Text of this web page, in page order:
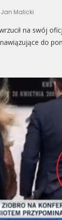
Jan Malicki
na swój
do